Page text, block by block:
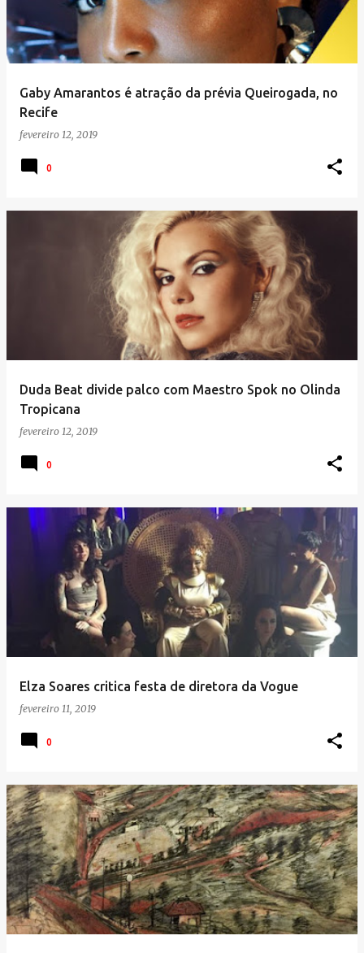
Gaby Amarantos é atração da prévia Queirogada, no
Recife
fevereiro 12, 2019
0
Duda Beat divide palco com Maestro Spok no Olinda
Tropicana
fevereiro 12, 2019
0
Elza Soares critica festa de diretora da Vogue
fevereiro 11, 2019
0